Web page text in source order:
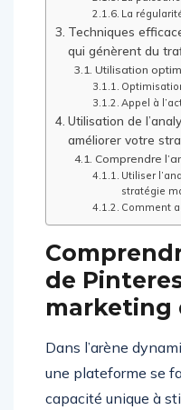
La
Techniques
qui génèrent du
Utilisation
Appel à
Utilisation de
améliorer votre
Comprendre
Utiliser
stratégie
Comment
de
marketing
Dans l’arène
une plateforme se
capacité unique à